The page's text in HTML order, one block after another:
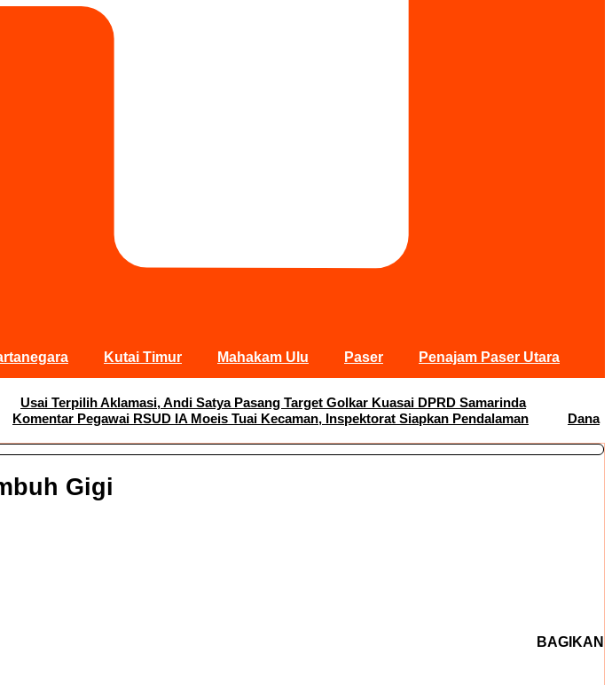
Kutai Timur Mahakam Ulu Paser Penajam Paser Utara
Usai Terpilih Aklamasi, Andi Satya Pasang Target Golkar Kuasai DPRD Samarinda
Komentar Pegawai RSUD IA Moeis Tuai Kecaman, Inspektorat Siapkan Pendalaman
Dana
Gigi
BAGIKAN